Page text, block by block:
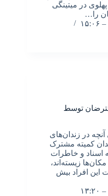
در میتینگی
را…
توسط
در زندان‌های
کمیته مشترک
اسناد و خاطرات
زیسته‌اند،
این افراد بیش